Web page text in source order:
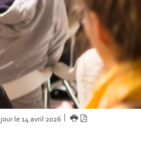
jour le 14 avril 2026 IMPRIMER